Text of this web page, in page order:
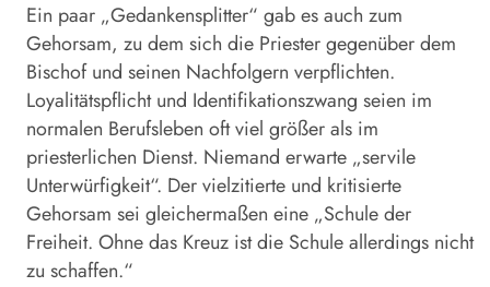
Ein paar „Gedankensplitter“ gab es auch zum
Gehorsam, zu dem sich die Priester gegenüber dem
Bischof und seinen Nachfolgern verpflichten.
Loyalitätspflicht und Identifikationszwang seien im
normalen Berufsleben oft viel größer als im
priesterlichen Dienst. Niemand erwarte „servile
Unterwürfigkeit“. Der vielzitierte und kritisierte
Gehorsam sei gleichermaßen eine „Schule der
Freiheit. Ohne das Kreuz ist die Schule allerdings nicht
zu schaffen.“